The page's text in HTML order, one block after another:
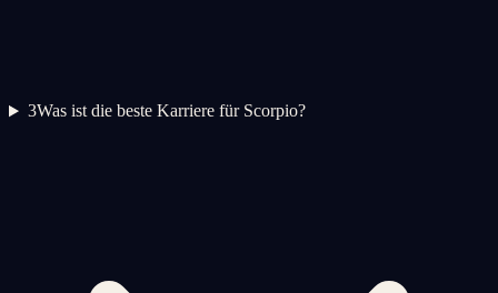
3Was ist die beste Karriere für Scorpio?